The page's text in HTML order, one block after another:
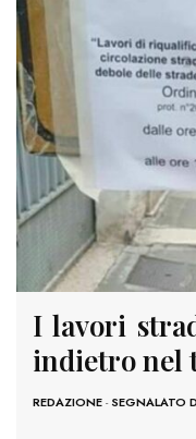
I lavori
indietro nel
REDAZIONE-SEGNALATO